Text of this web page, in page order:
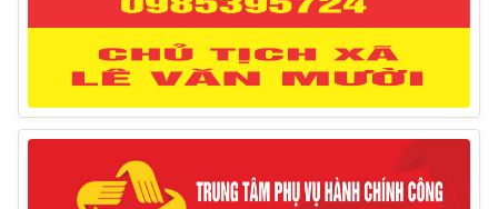
12/03/2025
Thông báo lịch công tác của Chủ tịch, các Phó Chủ
tịch UBND huyện và Phó Chủ tịch Hội đồng nhân dân
10/03/2025
Thông báo tổ chức thực hiện Cưỡng chế buộc thực
hiện biện pháp khắc phục hậu quả trong lĩnh vực đất đai